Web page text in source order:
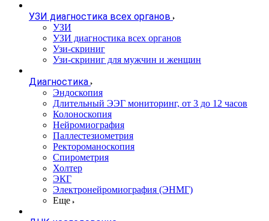
УЗИ диагностика всех органов
УЗИ
УЗИ диагностика всех органов
Узи-скриниг
Узи-скриниг для мужчин и женщин
Диагностика
Эндоскопия
Длительный ЭЭГ мониторинг, от 3 до 12 часов
Колоноскопия
Нейромиография
Паллестезиометрия
Ректороманоскопия
Спирометрия
Холтер
ЭКГ
Электронейромиография (ЭНМГ)
Еще